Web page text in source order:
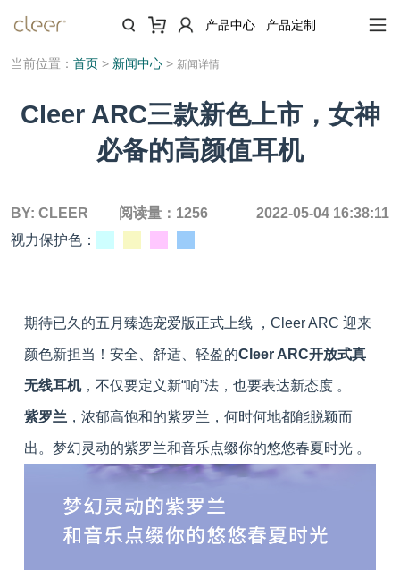
产品中心 产品定制
当前位置： 首页 > 新闻中心 > 新闻详情
Cleer ARC三款新色上市，女神
必备的高颜值耳机
BY: CLEER 阅读量： 1256
2022-05-04 16:38:11
视力保护色：
期待已久的五月臻选宠爱版正式上线 ，Cleer ARC 迎来
颜色新担当！安全、舒适、轻盈的Cleer ARC开放式真
无线耳机，不仅要定义新“响”法，也要表达新态度 。
紫罗兰 ，浓郁高饱和的紫罗兰，何时何地都能脱颖而
出。梦幻灵动的紫罗兰和音乐点缀你的悠悠春夏时光 。